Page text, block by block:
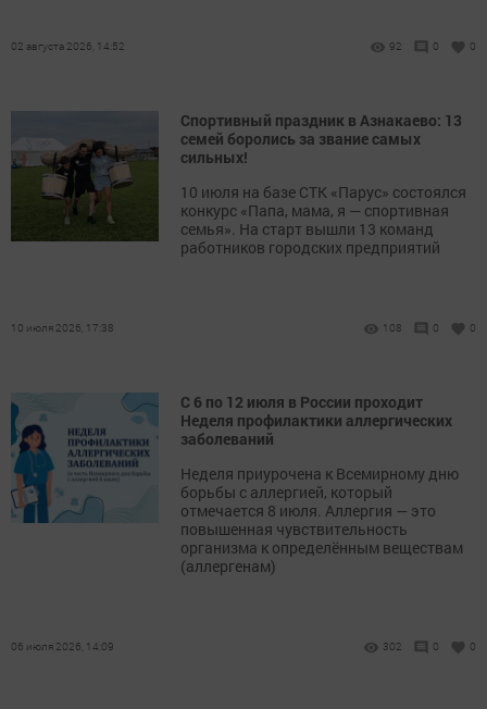
02 августа 2026, 14:52 92 0 0
Спортивный праздник в Азнакаево: 13
семей боролись за звание самых
сильных!
10 июля на базе СТК «Парус» состоялся
конкурс «Папа, мама, я — спортивная
семья». На старт вышли 13 команд
работников городских предприятий
10 июля 2026, 17:38 108 0 0
С 6 по 12 июля в России проходит
Неделя профилактики аллергических
заболеваний
Неделя приурочена к Всемирному дню
борьбы с аллергией, который
отмечается 8 июля. Аллергия — это
повышенная чувствительность
организма к определённым веществам
(аллергенам)
06 июля 2026, 14:09 302 0 0